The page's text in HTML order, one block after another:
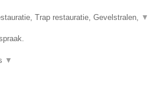
Trap restauratie, Gevelstralen, ▼
▼